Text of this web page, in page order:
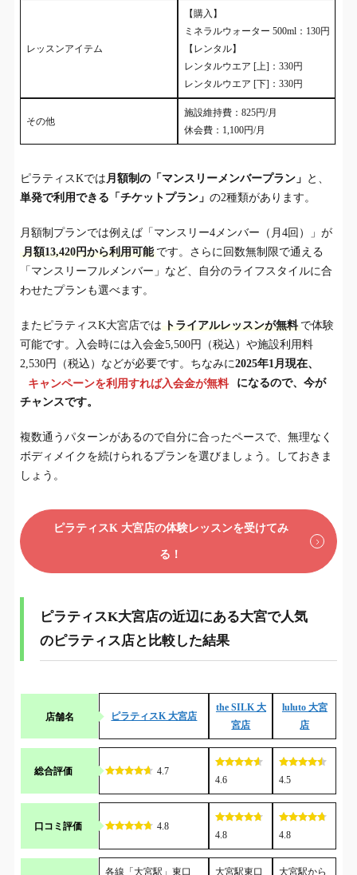
レッスンアイテム
【購入】
ミネラルウォーター 500ml：130円
【レンタル】
レンタルウエア [上]：330円
レンタルウエア [下]：330円
その他
施設維持費：825円/月
休会費：1,100円/月
ピラティスKでは 月額制の「マンスリーメンバープラン」 と、
単発で利用できる「チケットプラン」の2種類があります。
月額制プランでは例えば「マンスリー4メンバー（月4回）」が
月額13,420円から利用可能 です。さらに回数無制限で通える
「マンスリーフルメンバー」など、自分のライフスタイルに合
わせたプランも選べます。
またピラティスK大宮店では トライアルレッスンが無料 で体験
可能です。入会時には入会金5,500円（税込）や施設利用料
2,530円（税込）などが必要です。ちなみに2025年1月現在、
キャンペーンを利用すれば入会金が無料
になるので、今が
チャンスです。
複数通うパターンがあるので自分に合ったペースで、無理なく
ボディメイクを続けられるプランを選びましょう。しておきま
しょう。
ピラティスK 大宮店の体験レッスンを受けてみ
る！
ピラティスK大宮店の近辺にある大宮で人気
のピラティス店と比較した結果
店舗名 ピラティスK 大宮店
the SILK 大
宮店
luluto 大宮
店
総合評価 4.7
4.6 4.5
口コミ評価 4.8
4.8 4.8
各線「大宮駅」東口 大宮駅東口 大宮駅から